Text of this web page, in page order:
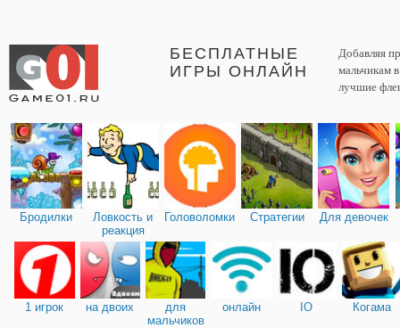
БЕСПЛАТНЫЕ
ИГРЫ ОНЛАЙН
Добавляя
мальчикам
лучшие
Бродилки
Ловкость и
реакция
Головоломки Стратегии Для девочек
1 игрок на двоих
для
мальчиков
онлайн IO Когама